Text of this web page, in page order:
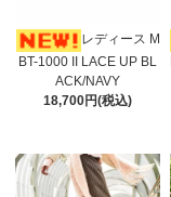
レディース M
BT-1000 II LACE UP BL
ACK/NAVY
18,700円(税込)